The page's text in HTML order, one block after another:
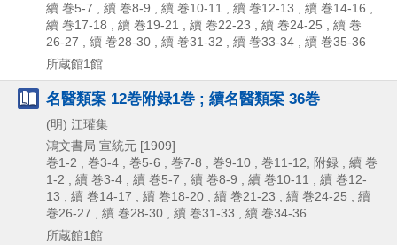
續 巻5-7 , 續 巻8-9 , 續 巻10-11 , 續 巻12-13 , 續 巻14-16 ,
續 巻17-18 , 續 巻19-21 , 續 巻22-23 , 續 巻24-25 , 續 巻
26-27 , 續 巻28-30 , 續 巻31-32 , 續 巻33-34 , 續 巻35-36
所蔵館1館
名醫類案 12巻附録1巻 ; 續名醫類案 36巻
(明) 江瓘集
鴻文書局 宣統元 [1909]
巻1-2 , 巻3-4 , 巻5-6 , 巻7-8 , 巻9-10 , 巻11-12, 附録 , 續 巻
1-2 , 續 巻3-4 , 續 巻5-7 , 續 巻8-9 , 續 巻10-11 , 續 巻12-
13 , 續 巻14-17 , 續 巻18-20 , 續 巻21-23 , 續 巻24-25 , 續
巻26-27 , 續 巻28-30 , 續 巻31-33 , 續 巻34-36
所蔵館1館